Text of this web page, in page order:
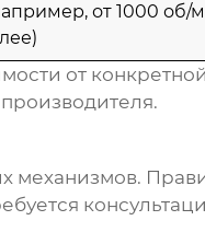
от 1000 об/
от
механизмов.